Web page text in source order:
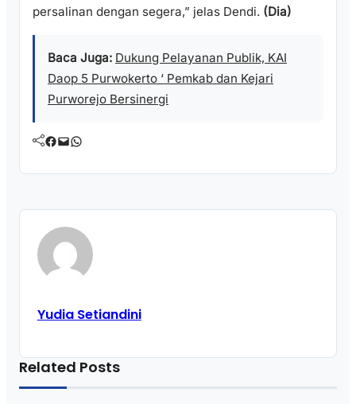
persalinan dengan segera,” jelas Dendi. (Dia)
Baca Juga: Dukung Pelayanan Publik, KAI
Daop 5 Purwokerto ‘ Pemkab dan Kejari
Purworejo Bersinergi
Facebook Mail WhatsApp
Yudia Setiandini
Related Posts